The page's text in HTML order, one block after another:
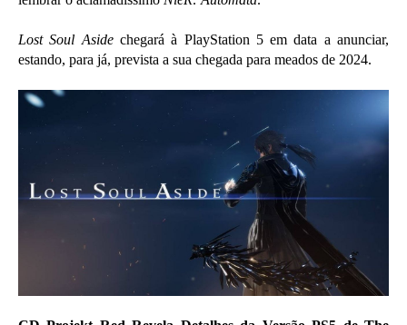
Lost Soul Asidechegará à PlayStation 5 em data a anunciar,
estando, para já, prevista a sua chegada para meados de 2024.